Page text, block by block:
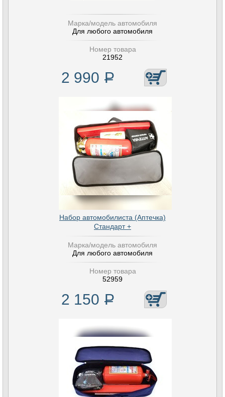
Марка/модель автомобиля
Для любого автомобиля
Номер товара
21952
2 990 Р
Набор автомобилиста (Аптечка)
Стандарт +
Марка/модель автомобиля
Для любого автомобиля
Номер товара
52959
2 150 Р